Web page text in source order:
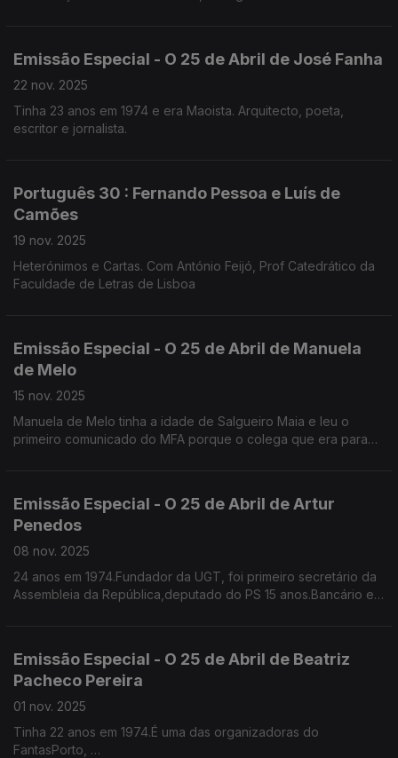
Emissão Especial - O 25 de Abril de José Fanha
22 nov. 2025
Tinha 23 anos em 1974 e era Maoista. Arquitecto, poeta,
escritor e jornalista.
Português 30 : Fernando Pessoa e Luís de
Camões
19 nov. 2025
Heterónimos e Cartas. Com António Feijó, Prof Catedrático da
Faculdade de Letras de Lisboa
Emissão Especial - O 25 de Abril de Manuela
de Melo
15 nov. 2025
Manuela de Melo tinha a idade de Salgueiro Maia e leu o
primeiro comunicado do MFA porque o colega que era para
vereadora na CMPorto e deputada. Sem cartão.
Emissão Especial - O 25 de Abril de Artur
Penedos
08 nov. 2025
24 anos em 1974.Fundador da UGT, foi primeiro secretário da
Assembleia da República,deputado do PS 15 anos.Bancário em
Emissão Especial - O 25 de Abril de Beatriz
Pacheco Pereira
01 nov. 2025
Tinha 22 anos em 1974.É uma das organizadoras do
FantasPorto,